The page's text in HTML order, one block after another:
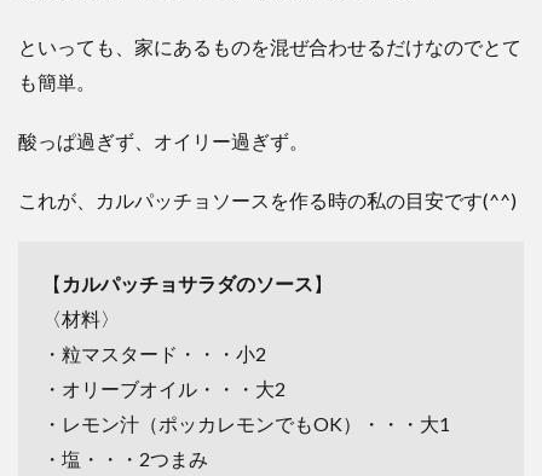
といっても、家にあるものを混ぜ合わせるだけなのでとて
も簡単。
酸っぱ過ぎず、オイリー過ぎず。
これが、カルパッチョソースを作る時の私の目安です(^^)
【 カルパッチョサラダのソース】
〈材料〉
・粒マスタード・・・小2
・オリーブオイル・・・大2
・レモン汁（ポッカレモンでもOK）・・・大1
・塩・・・2つまみ